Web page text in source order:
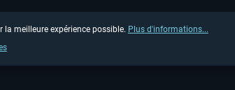
meilleure expérience possible. Plus d'informations...